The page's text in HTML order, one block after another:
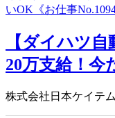
【ダイハツ
20万支給！今
株式会社日本ケイテム